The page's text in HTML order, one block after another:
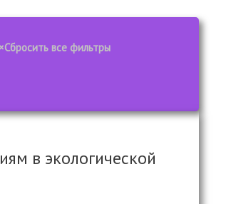
в экологической